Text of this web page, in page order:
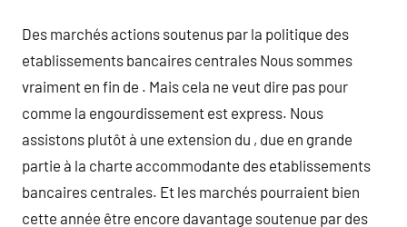
Des marchés actions soutenus par la politique des
etablissements bancaires centrales Nous sommes
vraiment en fin de . Mais cela ne veut dire pas pour
comme la engourdissement est express. Nous
assistons plutôt à une extension du , due en grande
partie à la charte accommodante des etablissements
bancaires centrales. Et les marchés pourraient bien
cette année être encore davantage soutenue par des